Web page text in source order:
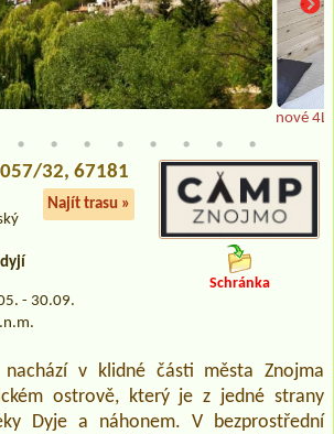
nové 4L
32, 67181
Najít trasu »
- 30.09.
Schránka
v klidné části města Znojma
ostrově, který je z jedné strany
Dyje a náhonem. V bezprostřední